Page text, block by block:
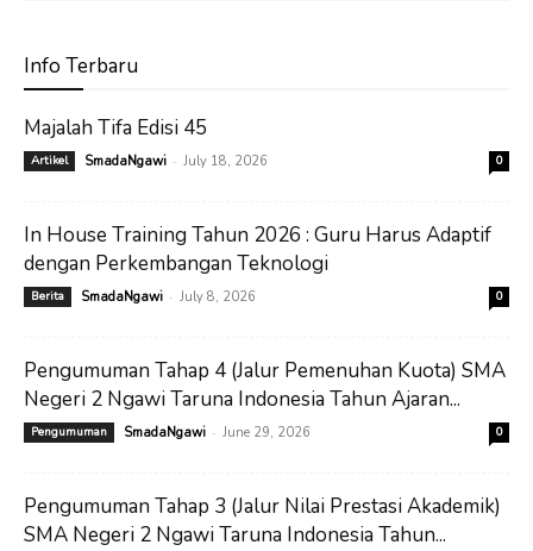
Info Terbaru
Majalah Tifa Edisi 45
Artikel SmadaNgawi - July 18, 2026 0
In House Training Tahun 2026 : Guru Harus Adaptif
dengan Perkembangan Teknologi
Berita SmadaNgawi - July 8, 2026 0
Pengumuman Tahap 4 (Jalur Pemenuhan Kuota) SMA
Negeri 2 Ngawi Taruna Indonesia Tahun Ajaran...
Pengumuman SmadaNgawi - June 29, 2026 0
Pengumuman Tahap 3 (Jalur Nilai Prestasi Akademik)
SMA Negeri 2 Ngawi Taruna Indonesia Tahun...